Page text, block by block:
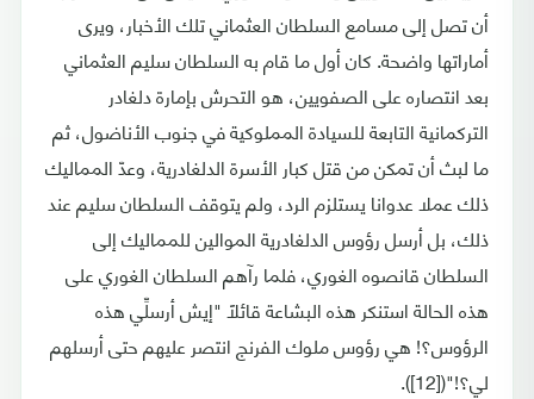
أن تصل إلى مسامع السلطان العثماني تلك الأخبار، ويرى
أماراتها واضحة. كان أول ما قام به السلطان سليم العثماني
بعد انتصاره على الصفويين، هو التحرش بإمارة دلغادر
التركمانية التابعة للسيادة المملوكية في جنوب الأناضول، ثم
ما لبث أن تمكن من قتل كبار الأسرة الدلغادرية، وعدّ المماليك
ذلك عملا عدوانا يستلزم الرد، ولم يتوقف السلطان سليم عند
ذلك، بل أرسل رؤوس الدلغادرية الموالين للمماليك إلى
السلطان قانصوه الغوري، فلما رآهم السلطان الغوري على
هذه الحالة استنكر هذه البشاعة قائلًا "إيش أرسلِّي هذه
الرؤوس؟! هي رؤوس ملوك الفرنج انتصر عليهم حتى أرسلهم
لي؟!"([12]).